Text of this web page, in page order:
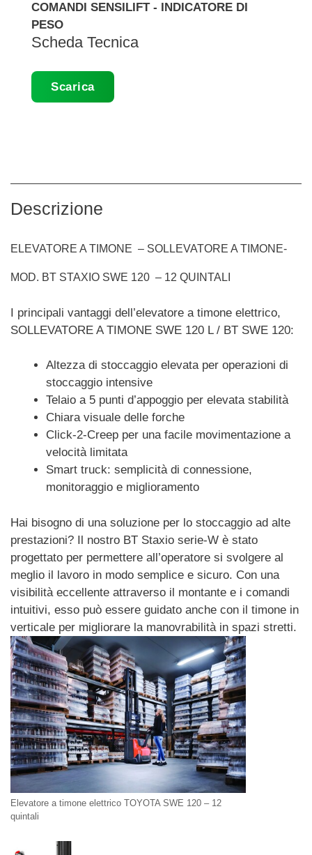
COMANDI SENSILIFT - INDICATORE DI
PESO
Scheda Tecnica
Scarica
Descrizione
ELEVATORE A TIMONE – SOLLEVATORE A TIMONE-
MOD. BT STAXIO SWE 120 – 12 QUINTALI
I principali vantaggi dell’elevatore a timone elettrico,
SOLLEVATORE A TIMONE SWE 120 L / BT SWE 120:
Altezza di stoccaggio elevata per operazioni di
stoccaggio intensive
Telaio a 5 punti d’appoggio per elevata stabilità
Chiara visuale delle forche
Click-2-Creep per una facile movimentazione a
velocità limitata
Smart truck: semplicità di connessione,
monitoraggio e miglioramento
Hai bisogno di una soluzione per lo stoccaggio ad alte
prestazioni? Il nostro BT Staxio serie-W è stato
progettato per permettere all’operatore si svolgere al
meglio il lavoro in modo semplice e sicuro. Con una
visibilità eccellente attraverso il montante e i comandi
intuitivi, esso può essere guidato anche con il timone in
verticale per migliorare la manovrabilità in spazi stretti.
Elevatore a timone elettrico TOYOTA SWE 120 – 12
quintali